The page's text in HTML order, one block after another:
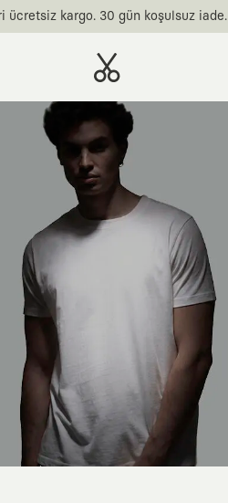
ücretsiz kargo. 30 gün koşulsuz iade.